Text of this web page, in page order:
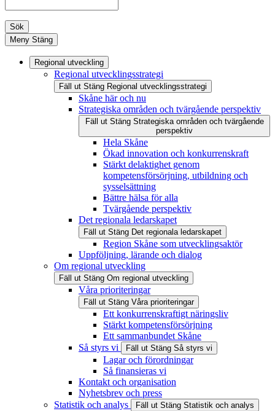
Sök
Meny Stäng
Regional utveckling
Regional utvecklingsstrategi
Fäll ut Stäng Regional utvecklingsstrategi
Skåne här och nu
Strategiska områden och tvärgående perspektiv
Fäll ut Stäng Strategiska områden och tvärgående
perspektiv
Hela Skåne
Ökad innovation och konkurrenskraft
Stärkt delaktighet genom
kompetensförsörjning, utbildning och
sysselsättning
Bättre hälsa för alla
Tvärgående perspektiv
Det regionala ledarskapet
Fäll ut Stäng Det regionala ledarskapet
Region Skåne som utvecklingsaktör
Uppföljning, lärande och dialog
Om regional utveckling
Fäll ut Stäng Om regional utveckling
Våra prioriteringar
Fäll ut Stäng Våra prioriteringar
Ett konkurrenskraftigt näringsliv
Stärkt kompetensförsörjning
Ett sammanbundet Skåne
Så styrs vi
Fäll ut Stäng Så styrs vi
Lagar och förordningar
Så finansieras vi
Kontakt och organisation
Nyhetsbrev och press
Statistik och analys
Fäll ut Stäng Statistik och analys